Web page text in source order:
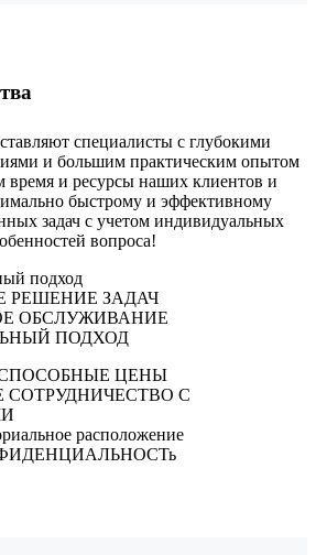
специалисты с глубокими
и большим практическим опытом
и ресурсы наших клиентов и
быстрому и эффективному
задач с учетом индивидуальных
вопроса!
подход
РЕШЕНИЕ ЗАДАЧ
ОБСЛУЖИВАНИЕ
ПОДХОД
ЦЕНЫ
С
расположение